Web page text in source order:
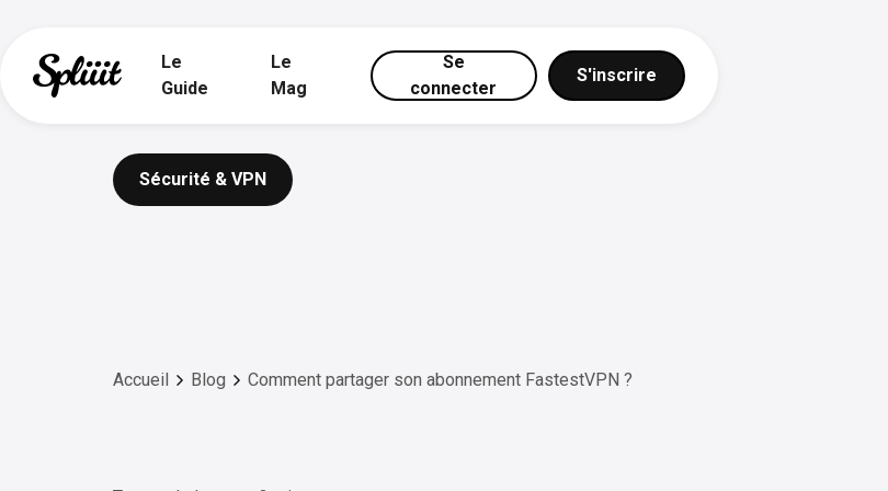
Le
Guide
Le
Mag
Se
connecter
S'inscrire
Sécurité & VPN
Accueil Blog Comment partager son abonnement FastestVPN ?